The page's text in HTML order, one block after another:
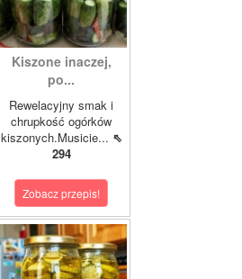
Kiszone inaczej,
po...
Rewelacyjny smak i
chrupkość ogórków
kiszonych.Musicie... ⇖
294
Zobacz przepis!